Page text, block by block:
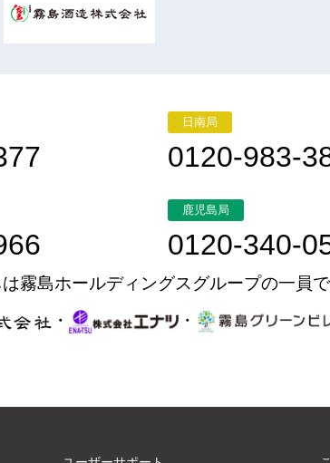
日南局
0120-983-
鹿児島局
0120-340-
は霧島ホールディングスグループの一員
・
・